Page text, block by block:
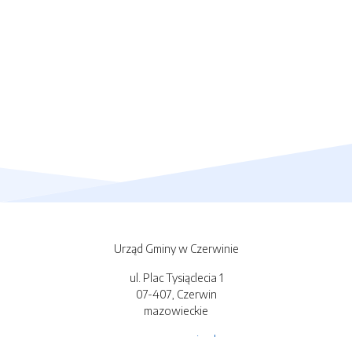
Urząd Gminy w Czerwinie
ul. Plac Tysiąclecia 1
07-407, Czerwin
mazowieckie